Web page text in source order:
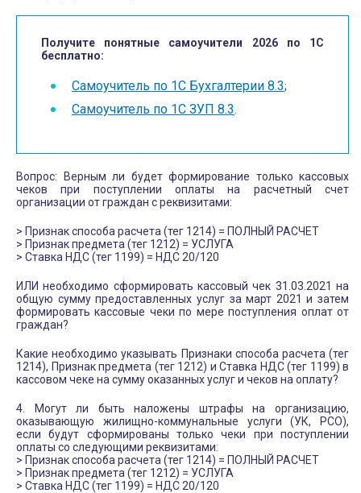
Получите понятные самоучители 2026 по 1С
бесплатно:
Самоучитель по 1С Бухгалтерии 8.3;
Самоучитель по 1С ЗУП 8.3
Вопрос: Верным ли будет формирование только кассовых
чеков при поступлении оплаты на расчетный счет
организации от граждан с реквизитами:
> Признак способа расчета (тег 1214) = ПОЛНЫЙ РАСЧЕТ
> Признак предмета (тег 1212) = УСЛУГА
> Ставка НДС (тег 1199) = НДС 20/120
ИЛИ необходимо сформировать кассовый чек 31.03.2021 на
общую сумму предоставленных услуг за март 2021 и затем
формировать кассовые чеки по мере поступления оплат от
граждан?
Какие необходимо указывать Признаки способа расчета (тег
1214), Признак предмета (тег 1212) и Ставка НДС (тег 1199) в
кассовом чеке на сумму оказанных услуг и чеков на оплату?
4. Могут ли быть наложены штрафы на организацию,
оказывающую жилищно-коммунальные услуги (УК, РСО),
если будут сформированы только чеки при поступлении
оплаты со следующими реквизитами:
> Признак способа расчета (тег 1214) = ПОЛНЫЙ РАСЧЕТ
> Признак предмета (тег 1212) = УСЛУГА
> Ставка НДС (тег 1199) = НДС 20/120